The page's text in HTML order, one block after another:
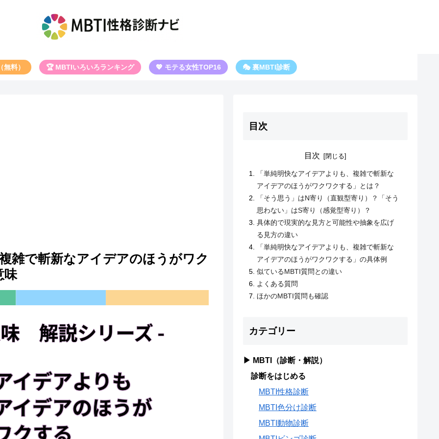
料） 🏆 MBTIいろいろランキング 💖 モテる女性TOP16 🎭 裏MBTI診断
雑で斬新なアイデアのほうがワク
味
目次
目次
「単純明快なアイデアよりも、複雑で斬新な
アイデアのほうがワクワクする」とは？
「そう思う」はN寄り（直観型寄り）？「そう
思わない」はS寄り（感覚型寄り）？
具体的で現実的な見方と可能性や抽象を広げ
る見方の違い
「単純明快なアイデアよりも、複雑で斬新な
アイデアのほうがワクワクする」の具体例
似ているMBTI質問との違い
よくある質問
ほかのMBTI質問も確認
カテゴリー
▶ MBTI（診断・解説）
診断をはじめる
MBTI性格診断
MBTI色分け診断
MBTI動物診断